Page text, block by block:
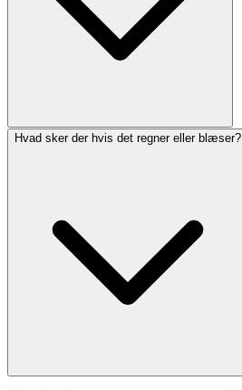
Hvad sker der hvis det regner eller blæser?